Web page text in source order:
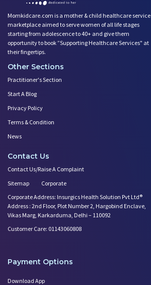
Momkidcare.com is a mother & child healthcare service
marketplace aimed to serve women of all life stages
starting from adolescence to 40+ and give them
opportunity to book ”Supporting Healthcare Services" at
their fingertips.
Other Sections
Practitioner's Section
Start A Blog
Privacy Policy
Terms & Condition
News
Contact Us
Contact Us/Raise A Complaint
Sitemap
Corporate
Corporate Address: Insurgics Health Solution Pvt Ltd®
Address : 2nd Floor, Plot Number 2, Hargobind Enclave,
Vikas Marg, Karkarduma, Delhi – 110092
Customer Care: 01143060808
Payment Options
Download App